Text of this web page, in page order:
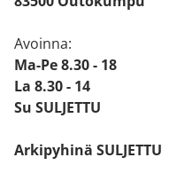
Avoinna:
Ma-Pe 8.30 - 18
La 8.30 - 14
Su SULJETTU
Arkipyhinä SULJETTU